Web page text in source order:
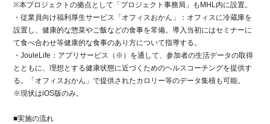
※本プロジェクトの拠点として「プロジェクト事務局」もMHL内に設置。
・従業員向け福利厚生サービス「オフィスおかん」：オフィスに冷蔵庫を
設置し、健康的な惣菜やご飯などの食事を常備。導入当初にはセミナーに
て食べ合わせ等健康的な食事のあり方について指導する。
・JouleLife：アプリサービス（※）を通して、参加者の生活データの取得
とともに、理想とする健康状態に近づくためのヘルスコーチングを提供す
る。「オフィスおかん」で提供されたカロリー等のデータ集積も可能。
※現状はiOS版のみ。
■実施の流れ